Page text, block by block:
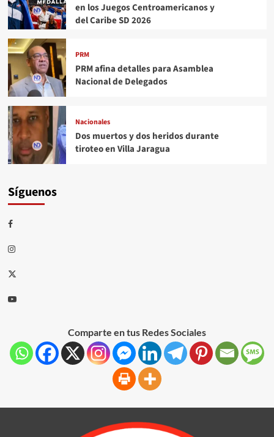
en los Juegos Centroamericanos y
del Caribe SD 2026
PRM
PRM afina detalles para Asamblea
Nacional de Delegados
Nacionales
Dos muertos y dos heridos durante
tiroteo en Villa Jaragua
Síguenos
Comparte en tus Redes Sociales